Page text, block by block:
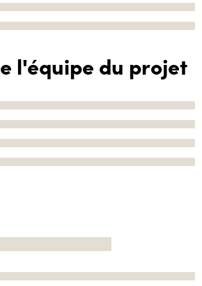
l'équipe du projet